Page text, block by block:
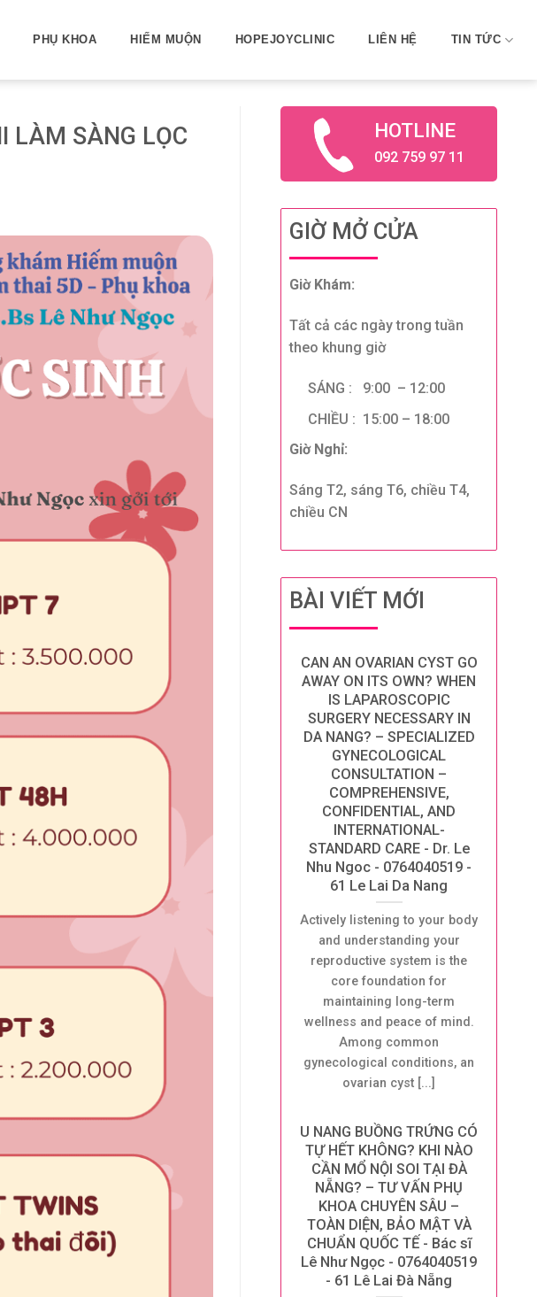
PHỤ KHOA HIẾM MUỘN HOPEJOYCLINIC LIÊN HỆ TIN TỨC
LÀM SÀNG LỌC
HOTLINE
092 759 97 11
GIỜ MỞ CỬA
Giờ Khám:
Tất cả các ngày trong tuần
theo khung giờ
SÁNG : 9:00 – 12:00
CHIỀU : 15:00 – 18:00
Giờ Nghỉ:
Sáng T2, sáng T6, chiều T4,
chiều CN
BÀI VIẾT MỚI
CAN AN OVARIAN CYST GO
AWAY ON ITS OWN? WHEN
IS LAPAROSCOPIC
SURGERY NECESSARY IN
DA NANG? – SPECIALIZED
GYNECOLOGICAL
CONSULTATION –
COMPREHENSIVE,
CONFIDENTIAL, AND
INTERNATIONAL-
STANDARD CARE - Dr. Le
Nhu Ngoc - 0764040519 -
61 Le Lai Da Nang
Actively listening to your body
and understanding your
reproductive system is the
core foundation for
maintaining long-term
wellness and peace of mind.
Among common
gynecological conditions, an
ovarian cyst [...]
U NANG BUỒNG TRỨNG CÓ
TỰ HẾT KHÔNG? KHI NÀO
CẦN MỔ NỘI SOI TẠI ĐÀ
NẴNG? – TƯ VẤN PHỤ
KHOA CHUYÊN SÂU –
TOÀN DIỆN, BẢO MẬT VÀ
CHUẨN QUỐC TẾ - Bác sĩ
Lê Như Ngọc - 0764040519
- 61 Lê Lai Đà Nẵng